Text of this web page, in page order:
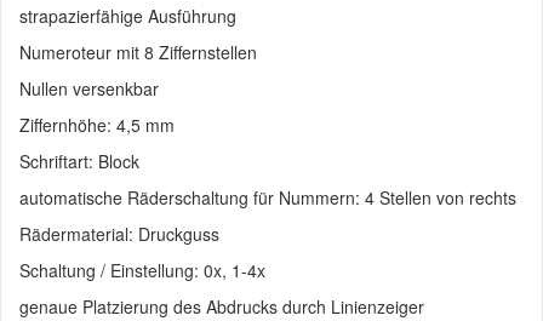
strapazierfähige Ausführung
Numeroteur mit 8 Ziffernstellen
Nullen versenkbar
Ziffernhöhe: 4,5 mm
Schriftart: Block
automatische Räderschaltung für Nummern: 4 Stellen von rechts
Rädermaterial: Druckguss
Schaltung / Einstellung: 0x, 1-4x
genaue Platzierung des Abdrucks durch Linienzeiger